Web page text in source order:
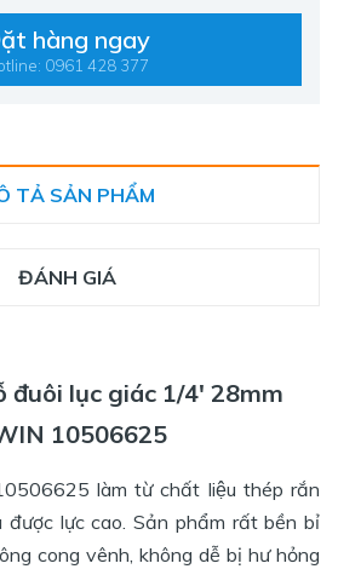
hàng ngay
0961 428 377
TẢ SẢN PHẨM
ĐÁNH GIÁ
đuôi lục giác 1/4' 28mm
10506625
làm từ chất liệu thép rắn
được lực cao. Sản phẩm rất bền bỉ
cong vênh, không dễ bị hư hỏng